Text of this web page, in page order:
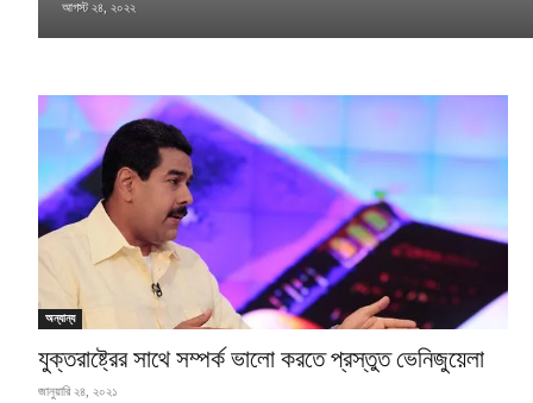
আগস্ট ২৪, ২০২২
অন্যান্য
যুক্তরাষ্ট্রের সাথে সম্পর্ক ভালো করতে প্রস্তুত ভেনিজুয়েলা
জানুয়ারি ২৪, ২০২১